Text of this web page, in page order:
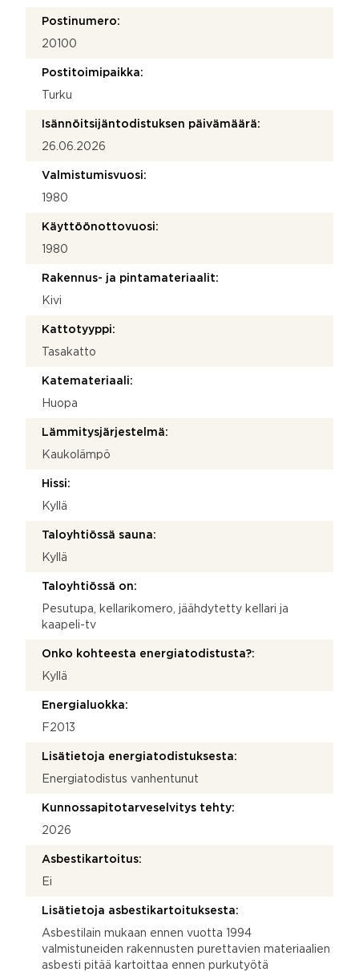
Postinumero:
20100
Postitoimipaikka:
Turku
Isännöitsijäntodistuksen päivämäärä:
26.06.2026
Valmistumisvuosi:
1980
Käyttöönottovuosi:
1980
Rakennus- ja pintamateriaalit:
Kivi
Kattotyyppi:
Tasakatto
Katemateriaali:
Huopa
Lämmitysjärjestelmä:
Kaukolämpö
Hissi:
Kyllä
Taloyhtiössä sauna:
Kyllä
Taloyhtiössä on:
Pesutupa, kellarikomero, jäähdytetty kellari ja
kaapeli-tv
Onko kohteesta energiatodistusta?:
Kyllä
Energialuokka:
F2013
Lisätietoja energiatodistuksesta:
Energiatodistus vanhentunut
Kunnossapitotarveselvitys tehty:
2026
Asbestikartoitus:
Ei
Lisätietoja asbestikartoituksesta:
Asbestilain mukaan ennen vuotta 1994
valmistuneiden rakennusten purettavien materiaalien
asbesti pitää kartoittaa ennen purkutyötä